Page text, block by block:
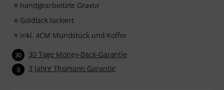
handgearbeitete Gravur
Goldlack lackiert
inkl. 4CM Mundstück und Koffer
30 30 Tage Money-Back-Garantie
3 3 Jahre Thomann Garantie